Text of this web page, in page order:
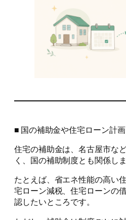
■ 国の補助金や住宅ローン計
住宅の補助金は、名古屋市な
く、国の補助制度とも関係しま
たとえば、省エネ性能の高い
宅ローン減税、住宅ローンの
認したいところです。